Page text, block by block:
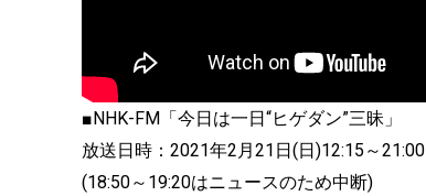
■NHK-FM「今日は一日“ヒゲダン”三昧」
放送日時：2021年2月21日(日)12:15～21:00
(18:50～19:20はニュースのため中断)